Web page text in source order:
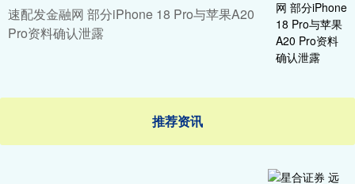
速配发金融网 部分iPhone 18 Pro与苹果A20
Pro资料确认泄露
推荐资讯